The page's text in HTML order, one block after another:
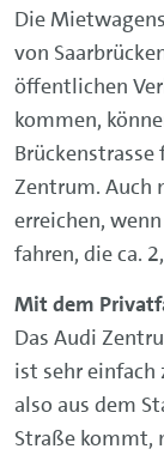
Die
von
öffentlichen
kommen,
Brückenstrasse
Zentrum. Auch
erreichen,
fahren, die ca.
Mit dem
Das Audi
ist sehr einfach
also aus dem
Straße kommt,